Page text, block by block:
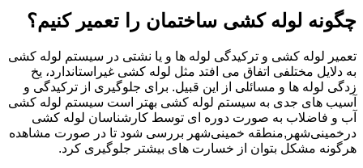
چگونه لوله کشی ساختمان را تعمیر کنیم؟
تعمیر لوله کشی و ترکیدگی لوله ها و یا نشتی در سیستم لوله کشی
به دلایل مختلفی اتفاق می افتد مثل لوله کشی غیراستاندارد، یخ
زدگی لوله ها و مسائلی از این قبیل. برای جلوگیری از ترکیدگی و
آسیب های جدی به سیستم لوله کشی بهتر است سیستم لوله کشی
آب و فاضلاب به صورت دوره ای توسط کارشناسان لوله کشی
درخمینی‌شهر,منطقه خمینی‌شهر بررسی شود تا در صورت مشاهده
هرگونه مشکل بتوان از خسارت های بیشتر جلوگیری کرد.